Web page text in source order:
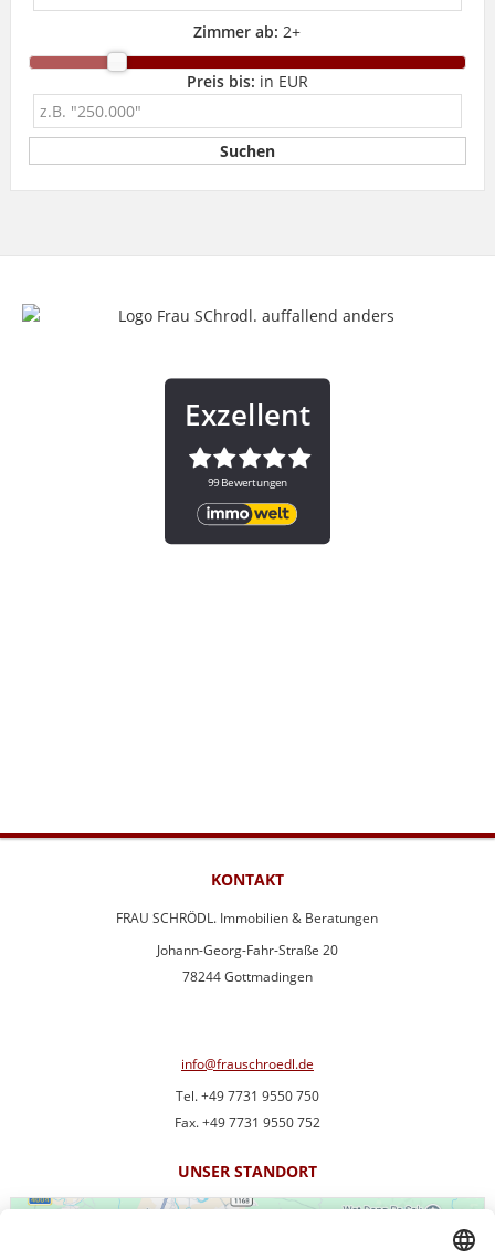
Zimmer ab: 2+
Preis bis: in EUR
KONTAKT
FRAU SCHRÖDL. Immobilien & Beratungen
Johann-Georg-Fahr-Straße 20
78244 Gottmadingen
info@frauschroedl.de
Tel. +49 7731 9550 750
Fax. +49 7731 9550 752
UNSER STANDORT